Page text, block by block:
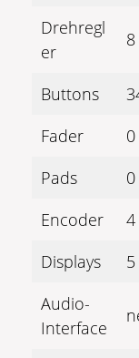
Drehregl
er
8
Buttons
Fader
0
Pads
0
Encoder
4
Displays
5
Audio-
Interface